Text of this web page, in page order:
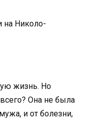
на Николо-
жизнь. Но
Она не была
и от болезни,